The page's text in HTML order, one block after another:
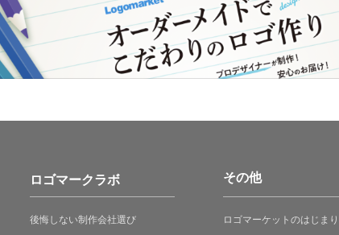
ロゴマークラボ
後悔しない制作会社選び
その他
ロゴマーケットのはじまり